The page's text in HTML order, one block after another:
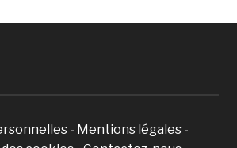
- Mentions légales -